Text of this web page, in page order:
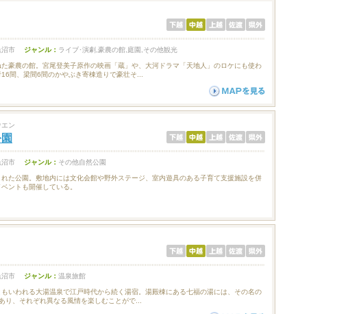
沼市 ジャンル： ライブ･演劇,豪農の館,庭園,その他観光
豪農の館。宮尾登美子原作の映画「蔵」や、大河ドラマ「天地人」のロケにも使わ
間、梁間6間のかやぶき寄棟造りで豪壮そ...
ン
沼市 ジャンル： その他自然公園
た公園。敷地内には文化会館や野外ステージ、室内遊具のある子育て支援施設を併
ントも開催している。
沼市 ジャンル： 温泉旅館
いわれる大湯温泉で江戸時代から続く湯宿。湯殿棟にある七福の湯には、その名の
り、それぞれ異なる風情を楽しむことがで...